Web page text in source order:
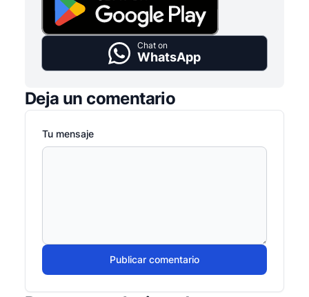
Chat on
WhatsApp
Deja un comentario
Tu mensaje
Publicar comentario